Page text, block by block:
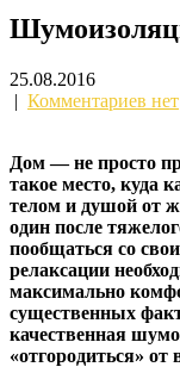
25.08.2016
| Комментариев нет
Дом — не просто
такое место, куда
телом и душой от
один после
пообщаться со
релаксации
максимально
существенных
качественная
«отгородиться»